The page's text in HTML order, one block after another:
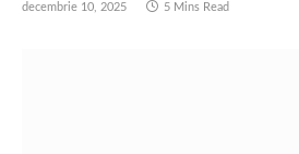
decembrie 10, 2025 5 Mins Read